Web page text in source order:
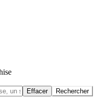
Effacer Rechercher